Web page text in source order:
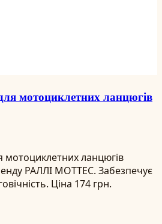
мотоциклетних ланцюгів
мотоциклетних ланцюгів
РАЛЛІ MOTTEC. Забезпечує
Ціна 174 грн.